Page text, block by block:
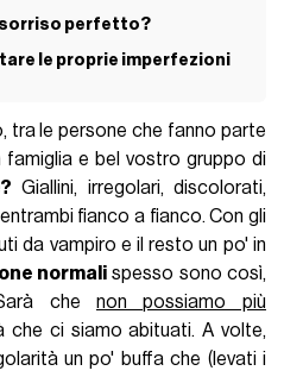
sorriso perfetto?
le proprie imperfezioni
tra le persone che fanno parte
e bel vostro gruppo di
Giallini, irregolari, discolorati,
fianco a fianco. Con gli
da vampiro e il resto un po' in
normalispesso sono così,
che non possiamo più
che ci siamo abituati. A volte,
un po' buffa che (levati i